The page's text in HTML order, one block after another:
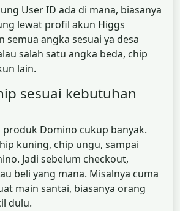
User ID ada di mana, biasanya
lewat profil akun Higgs
semua angka sesuai ya desa
salah satu angka beda, chip
lain.
sesuai kebutuhan
produk Domino cukup banyak.
kuning, chip ungu, sampai
Jadi sebelum checkout,
beli yang mana. Misalnya cuma
main santai, biasanya orang
dulu.